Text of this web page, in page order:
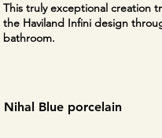
This truly exceptional creation
the Haviland Infini design
bathroom.
Nihal Blue porcelain